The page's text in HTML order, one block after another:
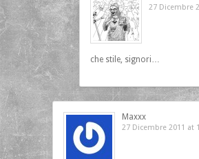
27 Dicembre
che stile, signori…
Maxxx
27 Dicembre 2011 at